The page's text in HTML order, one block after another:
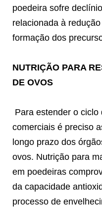
poedeira sofre
relacionada à
formação dos
NUTRIÇÃO PARA
DE OVOS
Para estender o
comerciais é preciso
longo prazo dos
ovos. Nutrição para
em poedeiras
da capacidade
processo de